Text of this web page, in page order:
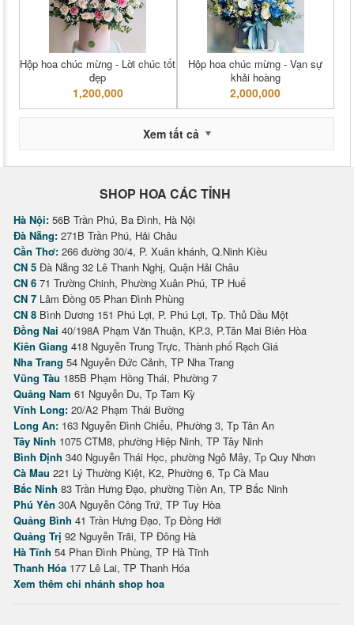
Hộp hoa chúc mừng - Lời chúc tốt
đẹp
1,200,000
Hộp hoa chúc mừng - Vạn sự
khải hoàng
2,000,000
Xem tất cả
SHOP HOA CÁC TỈNH
Hà Nội: 56B Trần Phú, Ba Đình, Hà Nội
Đà Nẵng: 271B Trần Phú, Hải Châu
Cần Thơ: 266 đường 30/4, P. Xuân khánh, Q.Ninh Kiều
CN 5 Đà Nẵng 32 Lê Thanh Nghị, Quận Hải Châu
CN 6 71 Trường Chinh, Phường Xuân Phú, TP Huế
CN 7 Lâm Đồng 05 Phan Đình Phùng
CN 8 Bình Dương 151 Phú Lợi, P. Phú Lợi, Tp. Thủ Dầu Một
Đồng Nai 40/198A Phạm Văn Thuận, KP.3, P.Tân Mai Biên Hòa
Kiên Giang 418 Nguyễn Trung Trực, Thành phố Rạch Giá
Nha Trang 54 Nguyễn Đức Cảnh, TP Nha Trang
Vũng Tàu 185B Phạm Hồng Thái, Phường 7
Quảng Nam 61 Nguyễn Du, Tp Tam Kỳ
Vĩnh Long: 20/A2 Phạm Thái Bường
Long An: 163 Nguyễn Đình Chiểu, Phường 3, Tp Tân An
Tây Ninh 1075 CTM8, phường Hiệp Ninh, TP Tây Ninh
Bình Định 340 Nguyễn Thái Học, phường Ngô Mây, Tp Quy Nhơn
Cà Mau 221 Lý Thường Kiệt, K2, Phường 6, Tp Cà Mau
Bắc Ninh 83 Trần Hưng Đạo, phường Tiền An, TP Bắc Ninh
Phú Yên 30A Nguyễn Công Trứ, TP Tuy Hòa
Quảng Bình 41 Trần Hưng Đạo, Tp Đồng Hới
Quảng Trị 92 Nguyễn Trãi, TP Đông Hà
Hà Tĩnh 54 Phan Đình Phùng, TP Hà Tĩnh
Thanh Hóa 177 Lê Lai, TP Thanh Hóa
Xem thêm chi nhánh shop hoa